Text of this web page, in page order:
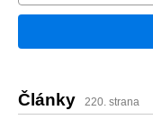
Články 220. strana